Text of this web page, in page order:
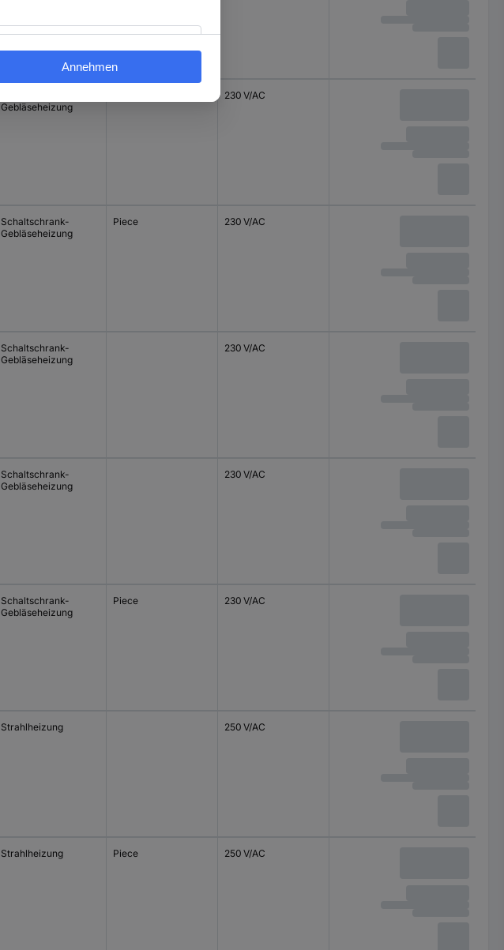
Gebläseheizung
230 V/AC
Schaltschrank-
Gebläseheizung
Piece 230 V/AC
Schaltschrank-
Gebläseheizung
230 V/AC
Schaltschrank-
Gebläseheizung
230 V/AC
Schaltschrank-
Gebläseheizung
Piece 230 V/AC
Strahlheizung 250 V/AC
Strahlheizung Piece 250 V/AC